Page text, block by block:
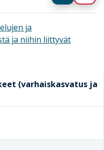
ja
ja niihin liittyvät
(varhaiskasvatus ja